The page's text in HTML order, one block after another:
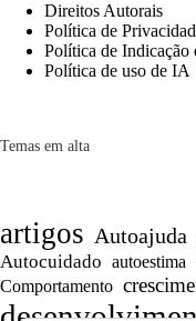
Direitos Autorais
Política de
Política de Indicação
Política de uso de IA
Temas em alta
artigos Autoajuda
Autocuidado autoestima
Comportamento